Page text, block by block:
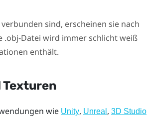
sind, erscheinen sie nach
.obj-Datei wird immer schlicht weiß
enthält.
Texturen
wie Unity, Unreal , 3D Studio